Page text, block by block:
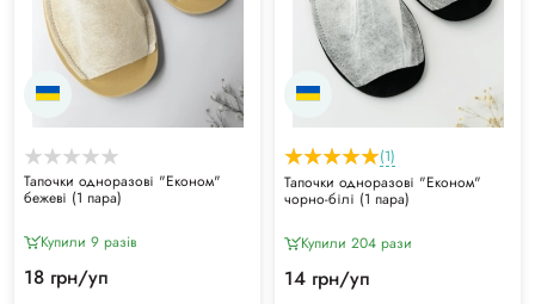
Тапочки одноразові "Економ"
бежеві (1 пара)
Купили 9 разiв
18 грн/уп
(1)
Тапочки одноразові "Економ"
чорно-білі (1 пара)
Купили 204 рази
14 грн/уп